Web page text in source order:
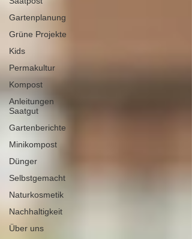
Gartenplanung
Grüne Projekte
Kids
Permakultur
Kompost
Anleitungen
Saatgut
Gartenberichte
Minikompost
Dünger
Selbstgemacht
Naturkosmetik
Nachhaltigkeit
Über uns